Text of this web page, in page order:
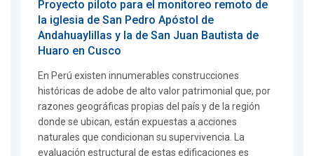
Proyecto piloto para el monitoreo remoto de
la iglesia de San Pedro Apóstol de
Andahuaylillas y la de San Juan Bautista de
Huaro en Cusco
En Perú existen innumerables construcciones
históricas de adobe de alto valor patrimonial que, por
razones geográficas propias del país y de la región
donde se ubican, están expuestas a acciones
naturales que condicionan su supervivencia. La
evaluación estructural de estas edificaciones es